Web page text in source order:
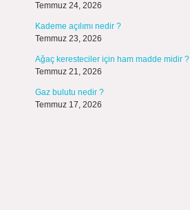
Temmuz 24, 2026
Kademe açılımı nedir ?
Temmuz 23, 2026
Ağaç keresteciler için ham madde midir ?
Temmuz 21, 2026
Gaz bulutu nedir ?
Temmuz 17, 2026